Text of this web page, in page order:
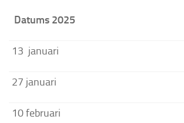
Datums 2025
13 januari
27 januari
10 februari